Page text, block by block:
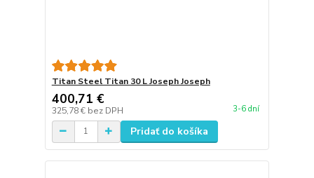
Titan Steel Titan 30 L Joseph Joseph
400,71 €
325,78 € bez DPH 3-6 dní
Pridať do košíka